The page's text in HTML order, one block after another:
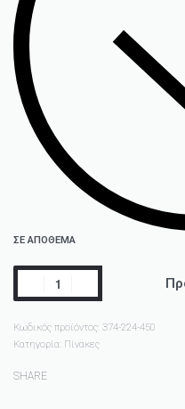
ΣΕ ΑΠΟΘΕΜΑ
Κωδικός προϊόντος: 374-224-450
Κατηγορία: Πίνακες
SHARE